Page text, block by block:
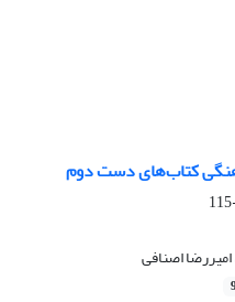
کتاب‌های دست دوم
اصنافی